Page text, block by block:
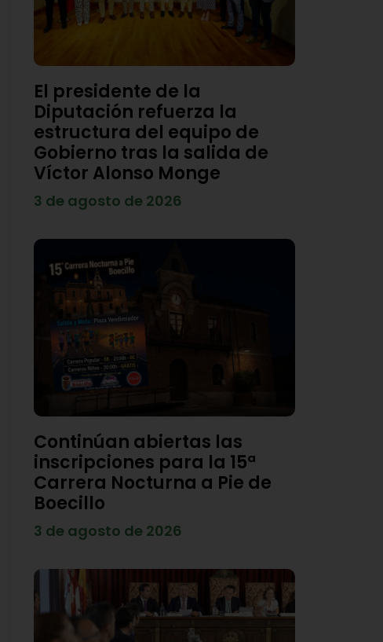
El presidente de la
Diputación refuerza la
estructura del equipo de
Gobierno tras la salida de
Víctor Alonso Monge
3 de agosto de 2026
Continúan abiertas las
inscripciones para la 15ª
Carrera Nocturna a Pie de
Boecillo
3 de agosto de 2026